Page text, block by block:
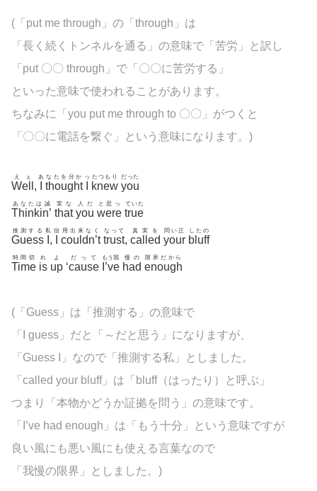
(「put me through」の「through」は
「長く続くトンネルを通る」の意味で「苦労」と訳し
「put 〇〇 through」で「〇〇に苦労する」
といった意味で使われることがあります。
ちなみに「you put me through to 〇〇」がつくと
「〇〇に電話を繋ぐ」という意味になります。)
Well
えぇ
,
あ
thought
なたを分か っ
knew
たつもり
you
だった
Thinkin’
あなたは誠
that
実な
you
人だ
were
と思っ
true
ていた
Guess
推測する 私
,
信
couldn’t
用出来なく
trust
なって
, called
真実を
your
問い正
bluff
したの
Time
時間切
is
れ
up
よ
‘cause
だって
I’ve
もう我
had
慢の
enough
限界だから
(「Guess」は「推測する」の意味で
「I guess」だと「～だと思う」になりますが、
「Guess I」なので「推測する私」としました。
「called your bluff」は「bluff（はったり）と呼ぶ」
つまり「本物かどうか証拠を問う」の意味です。
「I’ve had enough」は「もう十分」という意味ですが
良い風にも悪い風にも使える言葉なので
「我慢の限界」としました。)